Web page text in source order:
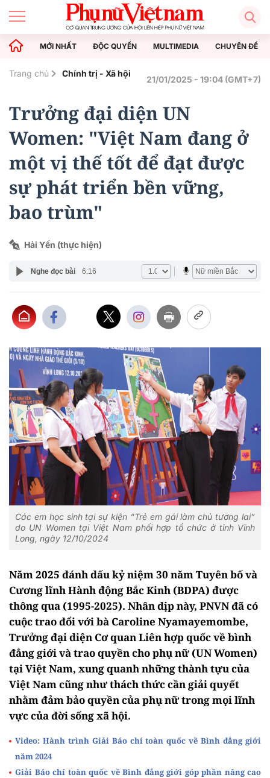
MỚI NHẤT ĐỘC QUYỀN MULTIMEDIA CHUYÊN ĐỀ
Trang chủ Chính trị - Xã hội
21/01/2025 - 19:04 (GMT+7)
Trưởng đại diện UN
Women: "Việt Nam đang ở
một vị thế tốt để đạt được
sự phát triển bền vững,
bao trùm"
Hải Yến (thực hiện)
Nghe đọc bài 6:16
Các em học sinh tại sự kiện “Trẻ em gái làm chủ tương lai”
do UN Women tại Việt Nam phối hợp tổ chức ở tỉnh Vĩnh
Long, ngày 12/10/2024
Năm 2025 đánh dấu kỷ niệm 30 năm Tuyên bố và
Cương lĩnh Hành động Bắc Kinh (BDPA) được
thông qua (1995-2025). Nhân dịp này, PNVN đã có
cuộc trao đổi với bà Caroline Nyamayemombe,
Trưởng đại diện Cơ quan Liên hợp quốc về bình
đẳng giới và trao quyền cho phụ nữ (UN Women)
tại Việt Nam, xung quanh những thành tựu của
Việt Nam cũng như thách thức cần giải quyết
nhằm đảm bảo quyền của phụ nữ trong mọi lĩnh
vực của đời sống xã hội.
Video: Hành trình Giải Báo chí toàn quốc về Bình đẳng giới
năm 2024
Giải Báo chí toàn quốc về Bình đẳng giới góp phần nâng cao